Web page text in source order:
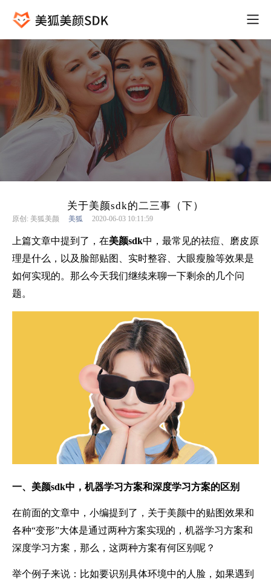
关于美颜sdk的二三事（下）
原创: 美狐美颜 美狐 2020-06-03 10:11:59
上篇文章中提到了，在美颜sdk中，最常见的祛痘、磨皮原
理是什么，以及脸部贴图、实时整容、大眼瘦脸等效果是
如何实现的。那么今天我们继续来聊一下剩余的几个问
题。
一、 美颜sdk中，机器学习方案和深度学习方案的区别
在前面的文章中，小编提到了，关于美颜中的贴图效果和
各种“变形”大体是通过两种方案实现的，机器学习方案和
深度学习方案，那么，这两种方案有何区别呢？
举个例子来说：比如要识别具体环境中的人脸，如果遇到